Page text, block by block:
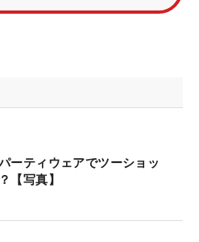
が今季の国内初戦となる渋
、すぐさまカメラマンた
。すると「こゆの分からな
撮影におさまった。また同
ークをつける木戸愛も、
住友銀行とスポンサー契約
ーティウェアでツーショッ
【写真】